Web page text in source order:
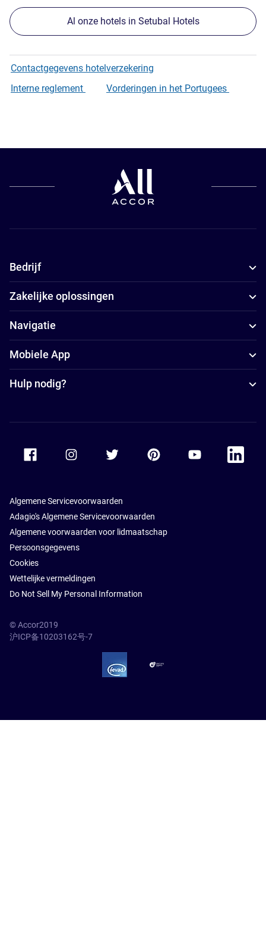
Al onze hotels in Setubal Hotels
Contactgegevens hotelverzekering
Interne reglement
Vorderingen in het Portugees
Bedrijf
Zakelijke oplossingen
Navigatie
Mobiele App
Hulp nodig?
Accor Youtube
Accor
Algemene Servicevoorwaarden
Adagio's Algemene Servicevoorwaarden
Algemene voorwaarden voor lidmaatschap
Persoonsgegevens
Cookies
Wettelijke vermeldingen
Do Not Sell My Personal Information
© Accor2019
沪ICP备10203162号-7